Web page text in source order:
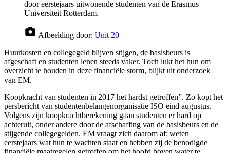
door eerstejaars uitwonende studenten van de Erasmus
Universiteit Rotterdam.
Afbeelding door: Unit 20
Huurkosten en collegegeld blijven stijgen, de basisbeurs is
afgeschaft en studenten lenen steeds vaker. Toch lukt het hun om
overzicht te houden in deze financiële storm, blijkt uit onderzoek
van EM.
Koopkracht van studenten in 2017 het hardst getroffen”. Zo kopt het
persbericht van studentenbelangenorganisatie ISO eind augustus.
Volgens zijn koopkrachtberekening gaan studenten er hard op
achteruit, onder andere door de afschaffing van de basisbeurs en de
stijgende collegegelden. EM vraagt zich daarom af: weten
eerstejaars wat hun te wachten staat en hebben zij de benodigde